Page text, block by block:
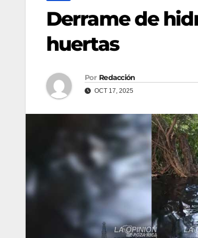
Derrame de
huertas
Por Redacción
OCT 17, 2025